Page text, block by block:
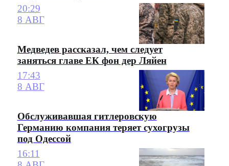
20:29
8 АВГ
Медведев рассказал, чем следует
заняться главе ЕК фон дер Ляйен
17:43
8 АВГ
Обслуживавшая гитлеровскую
Германию компания теряет сухогрузы
под Одессой
16:11